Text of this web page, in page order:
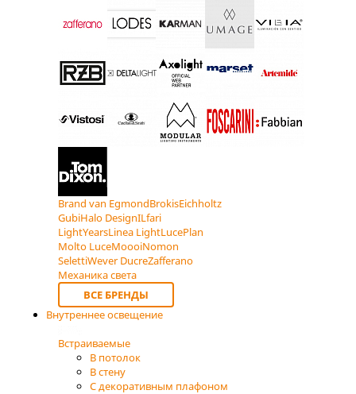
Brand van EgmondBrokisEichholtz
GubiHalo DesignILfari
LightYearsLinea LightLucePlan
Molto LuceMoooiNomon
SelettiWever DucreZafferano
Механика света
ВСЕ БРЕНДЫ
Внутреннее освещение
Встраиваемые
В потолок
В стену
С декоративным плафоном